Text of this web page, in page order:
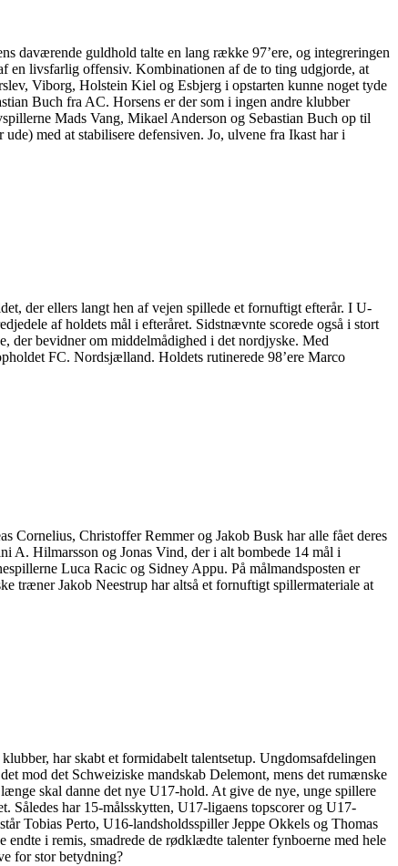
daværende guldhold talte en lang række 97’ere, og integreringen
en livsfarlig offensiv. Kombinationen af de to ting udgjorde, at
Viborg, Holstein Kiel og Esbjerg i opstarten kunne noget tyde
Buch fra AC. Horsens er der som i ingen andre klubber
Mads Vang, Mikael Anderson og Sebastian Buch op til
med at stabilisere defensiven. Jo, ulvene fra Ikast har i
der ellers langt hen af vejen spillede et fornuftigt efterår. I U-
af holdets mål i efteråret. Sidstnævnte scorede også i stort
der bevidner om middelmådighed i det nordjyske. Med
FC. Nordsjælland. Holdets rutinerede 98’ere Marco
Cornelius, Christoffer Remmer og Jakob Busk har alle fået deres
A. Hilmarsson og Jonas Vind, der i alt bombede 14 mål i
Luca Racic og Sidney Appu. På målmandsposten er
træner Jakob Neestrup har altså et fornuftigt spillermateriale at
har skabt et formidabelt talentsetup. Ungdomsafdelingen
mod det Schweiziske mandskab Delemont, mens det rumænske
skal danne det nye U17-hold. At give de nye, unge spillere
Således har 15-målsskytten, U17-ligaens topscorer og U17-
Tobias Perto, U16-landsholdsspiller Jeppe Okkels og Thomas
i remis, smadrede de rødklædte talenter fynboerne med hele
for stor betydning?